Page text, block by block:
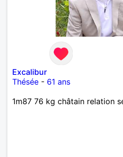
Excalibur
Thésée - 61 ans
1m87 76 kg châtain relation